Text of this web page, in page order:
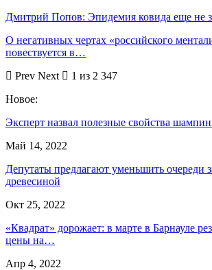
Дмитрий Попов: Эпидемия ковида еще не
О негативных чертах «российского
повествуется в…
Prev Next
1 из 2 347
Новое:
Эксперт назвал полезные свойства
Май 14, 2022
Депутаты предлагают уменьшить очереди
древесиной
Окт 25, 2022
«Квадрат» дорожает: в марте в Барнауле
цены на…
Апр 4, 2022